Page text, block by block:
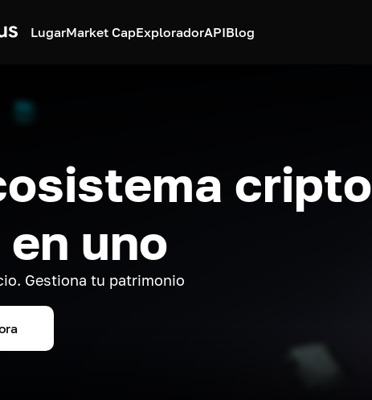
LugarMarket CapExploradorAPIBlog
cripto
uno
Gestiona tu patrimonio